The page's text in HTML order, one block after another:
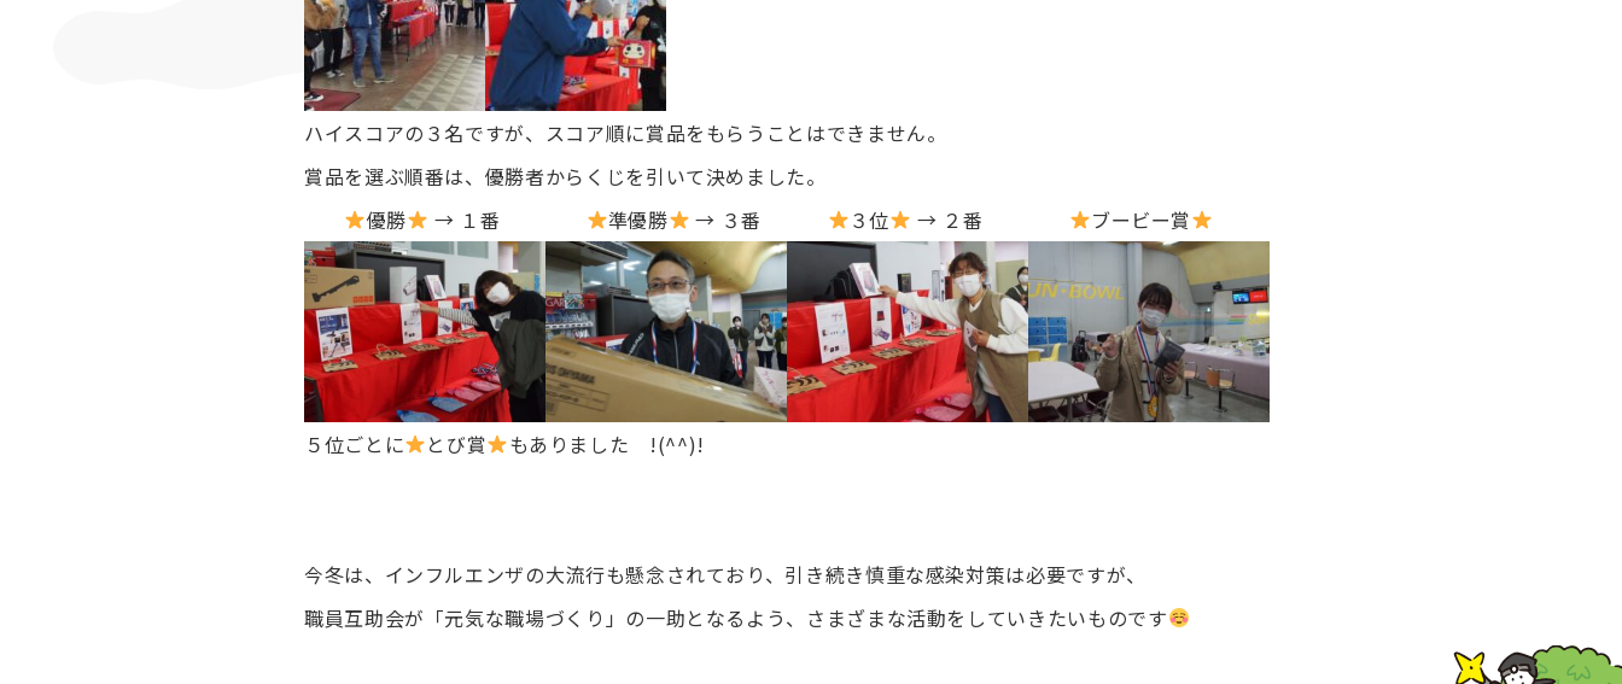
ハイスコアの３名ですが、スコア順に賞品をもらうことはできません。
賞品を選ぶ順番は、優勝者からくじを引いて決めました。
優勝
→ １番 準優勝 → ３番 ３位 → ２番 ブービー賞
５位ごとに とび賞 もありました !(^^)!
今冬は、インフルエンザの大流行も懸念されており、引き続き慎重な感染対策は必要ですが、
職員互助会が「元気な職場づくり」の一助となるよう、さまざまな活動をしていきたいものです